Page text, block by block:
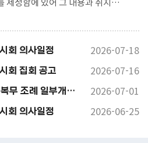
」 제20조에 따라 다음과 같이 입
고자 합니다. 가. 조 례 안 : 「장수
열사 기념사업 지원에 관한 조례
고기간 : 2026. 7. 31. ~ 2026. 8.
) 다. 예 고 안 : 붙임참조 라. 예고
터넷 게재 : 장수군의회 홈페이지
례안 1부. 끝.
회 의사일정 2026-07-18
회 집회 공고 2026-07-16
「장수군의회 지방공무원 복무 조례 일부개정조례안」 입법예고 2026-07-01
회 의사일정 2026-06-25